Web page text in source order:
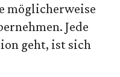
möglicherweise
Jede
geht, ist sich